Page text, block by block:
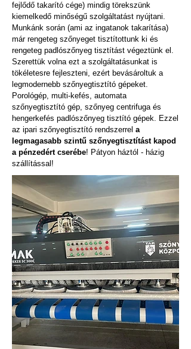
fejlődő takarító cége) mindig törekszünk
kiemelkedő minőségű szolgáltatást nyújtani.
Munkánk során (ami az ingatanok takarítása)
már rengeteg szőnyeget tisztítottunk ki és
rengeteg padlószőnyeg tisztítást végeztünk el.
Szerettük volna ezt a szolgáltatásunkat is
tökéletesre fejleszteni, ezért bevásároltuk a
legmodernebb szőnyegtisztító gépeket.
Porológép, multi-kefés, automata
szőnyegtisztító gép, szőnyeg centrifuga és
hengerkefés padlószőnyeg tisztító gépek. Ezzel
az ipari szőnyegtisztító rendszerrel a
legmagasabb szintű szőnyegtisztítást kapod
a pénzedért cserébe! Pátyon háztól - házig
szállítással!